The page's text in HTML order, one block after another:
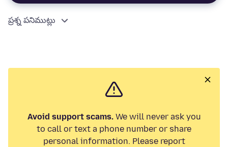
ప్రశ్న పనిముట్లు
Avoid support scams.We will never ask you
to call or text a phone number or share
personal information. Please report